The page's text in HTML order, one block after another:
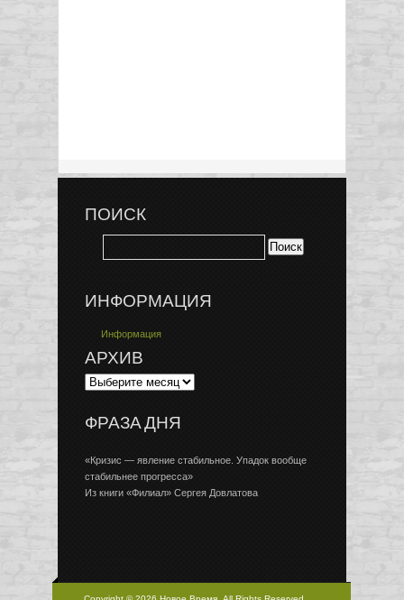
ПОИСК
ИНФОРМАЦИЯ
Информация
АРХИВ
ФРАЗА ДНЯ
«Кризис — явление стабильное. Упадок вообще
стабильнее прогресса»
Из книги «Филиал» Сергея Довлатова